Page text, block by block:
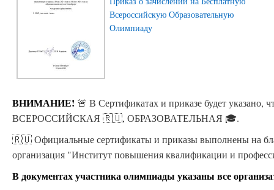
Всероссийскую Образовательную
Олимпиаду
ВНИМАНИЕ! 🚨 В Сертификатах и приказе будет
ВСЕРОССИЙСКАЯ 🇷🇺, ОБРАЗОВАТЕЛЬНАЯ 🎓.
🇷🇺 Официальные сертификаты и приказы выполнены на
организация "Институт повышения квалификации и
В документах участника олимпиады указаны все